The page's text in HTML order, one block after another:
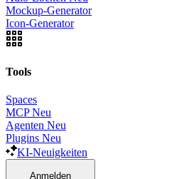
Mockup-Generator
Icon-Generator
Tools
Spaces
MCP Neu
Agenten Neu
Plugins Neu
KI-Neuigkeiten
Anmelden